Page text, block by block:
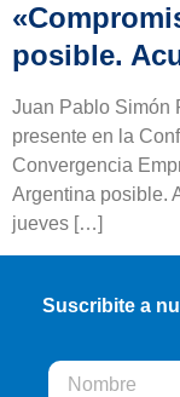
posible.
Juan Pablo Simón
presente en la
Convergencia
Argentina posible.
jueves […]
Suscribite a